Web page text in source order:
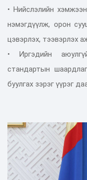
• Нийслэлийн
нэмэгдүүлж, орон
цэвэрлэх, тээвэрлэх
• Иргэдийн
стандартын
буулгах зэрэг үүрэг